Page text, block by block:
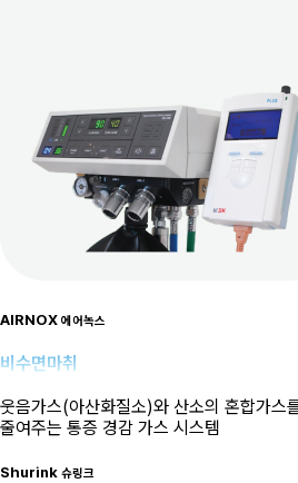
AIRNOX 에어녹스
비수면마취
웃음가스(아산화질소)와 산소의 혼합가스
줄여주는 통증 경감 가스 시스템
Shurink 슈링크